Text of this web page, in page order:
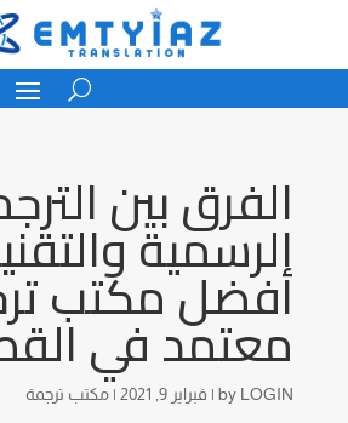
الفرق بين
الرسمية
أفضل مكتب
معتمد في
by LOGIN
| فبراير 9, 2021 | مكتب ترجمة